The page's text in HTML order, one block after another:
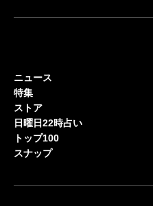
ニュース
特集
ストア
日曜日22時占い
トップ100
スナップ